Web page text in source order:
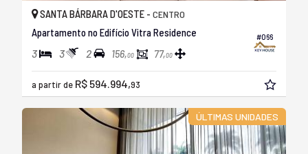
#066
SANTA BÁRBARA D'OESTE - CENTRO
Apartamento no Edifício Vitra Residence
3 3 2 156,00 77,00
a partir de R$ 594.994,93
ÚLTIMAS UNIDADES